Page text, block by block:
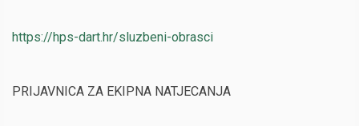
https://hps-dart.hr/sluzbeni-obrasci
PRIJAVNICA ZA EKIPNA NATJECANJA